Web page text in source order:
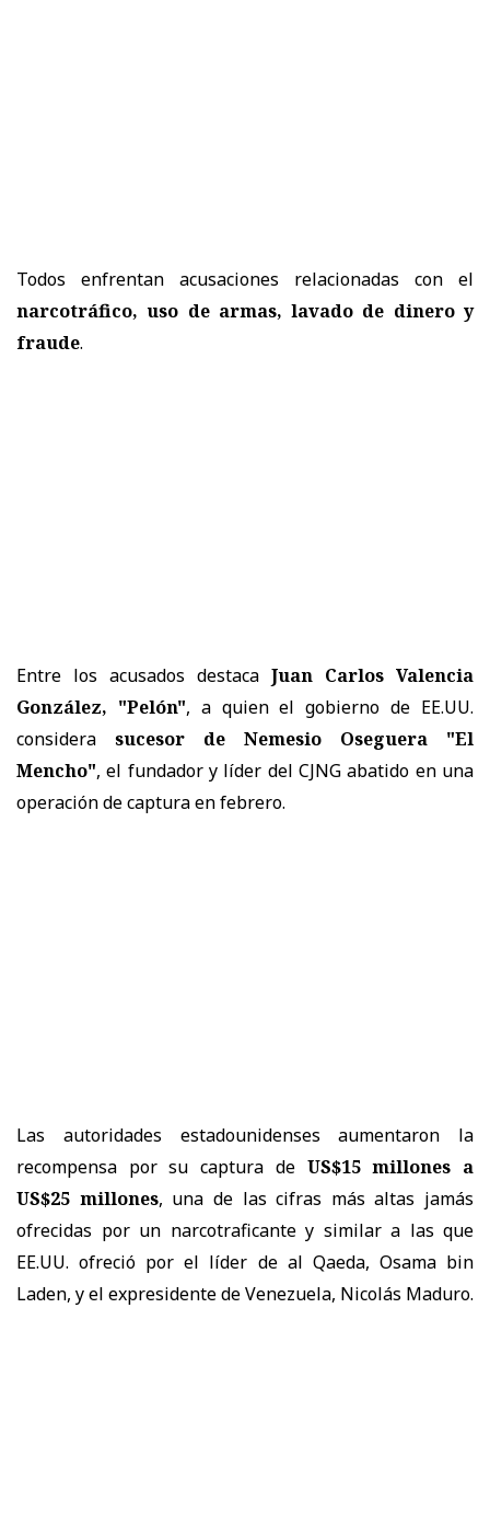
Todos enfrentan acusaciones relacionadas con el
narcotráfico, uso de armas, lavado de dinero y
fraude.
Entre los acusados destaca Juan Carlos Valencia
González, "Pelón", a quien el gobierno de EE.UU.
considera sucesor de Nemesio Oseguera "El
Mencho", el fundador y líder del CJNG abatido en una
operación de captura en febrero.
Las autoridades estadounidenses aumentaron la
recompensa por su captura de US$15 millones a
US$25 millones, una de las cifras más altas jamás
ofrecidas por un narcotraficante y similar a las que
EE.UU. ofreció por el líder de al Qaeda, Osama bin
Laden, y el expresidente de Venezuela, Nicolás Maduro.